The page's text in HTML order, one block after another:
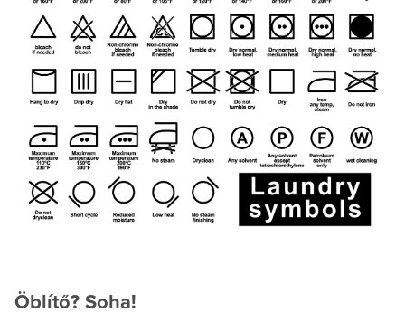
Öblítő? Soha!